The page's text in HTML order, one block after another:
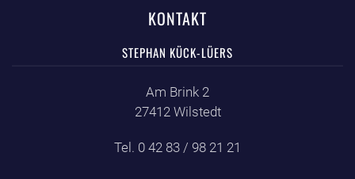
KONTAKT
STEPHAN KÜCK-LÜERS
Am Brink 2
27412 Wilstedt
Tel. 0 42 83 / 98 21 21